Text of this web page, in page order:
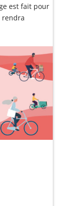
est fait pour
rendra